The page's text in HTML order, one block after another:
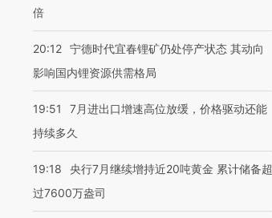
倍
20:12 宁德时代宜春锂矿仍处停产状态 其动向
影响国内锂资源供需格局
19:51
7月进出口增速高位放缓，价格驱动还能
持续多久
19:18
央行7月继续增持近20吨黄金 累计储备超
过7600万盎司